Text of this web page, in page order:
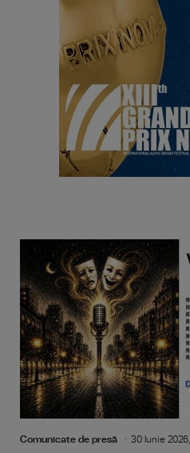
Comunicate de presă 30 Iunie